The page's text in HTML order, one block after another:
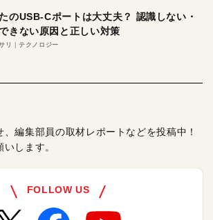
のUSB-Cポートは大丈夫？ 認識しない・
きない原因と正しい対策
リ テクノロジー
編集部員の取材レポートなどを投稿中！
します。
FOLLOW US